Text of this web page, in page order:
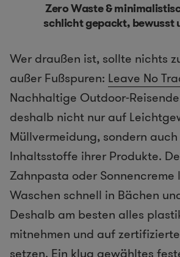
Zero Waste &
schlicht gepackt, bewusst
Wer draußen ist, sollte nichts
außer Fußspuren: Leave No
Nachhaltige Outdoor-
deshalb nicht nur auf
Müllvermeidung, sondern
Inhaltsstoffe ihrer Produkte.
Zahnpasta oder Sonnencreme
Waschen schnell in Bächen
Deshalb am besten alles
mitnehmen und auf
setzen. Ein klug gewähltes